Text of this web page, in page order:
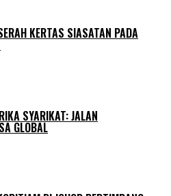
KERTAS SIASATAN PADA
SYARIKAT: JALAN
GLOBAL